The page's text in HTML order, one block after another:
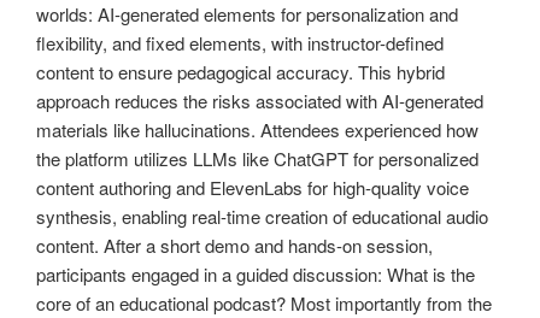
worlds: AI-generated elements for personalization and
flexibility, and fixed elements, with instructor-defined
content to ensure pedagogical accuracy. This hybrid
approach reduces the risks associated with AI-generated
materials like hallucinations. Attendees experienced how
the platform utilizes LLMs like ChatGPT for personalized
content authoring and ElevenLabs for high-quality voice
synthesis, enabling real-time creation of educational audio
content. After a short demo and hands-on session,
participants engaged in a guided discussion: What is the
core of an educational podcast? Most importantly from the